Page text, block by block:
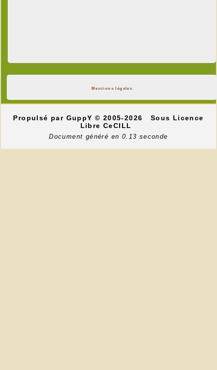
Mentions légales
Propulsé par GuppY© 2005-2026
Sous Licence
Libre CeCILL
Document généré en 0.13 seconde